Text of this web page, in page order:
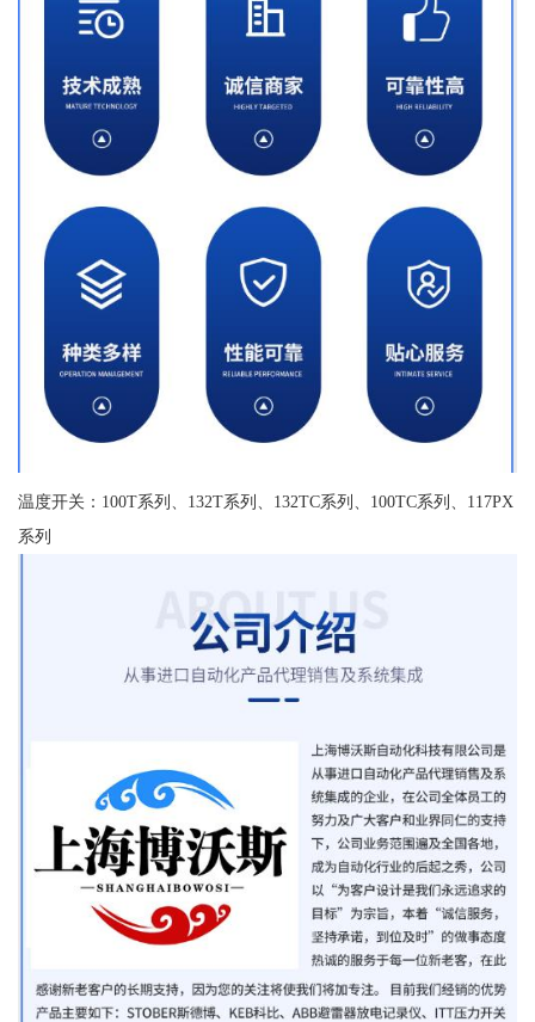
温度开关：100T系列、132T系列、132TC系列、100TC系列、117PX
系列